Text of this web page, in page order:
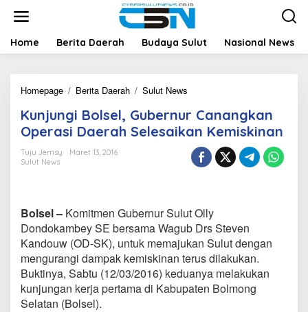
t
Home Berita Daerah Budaya Sulut Nasional News
Homepage / Berita Daerah / Sulut News
n
j
u
n
g
l
s
e
l
,
G
u
Kunjungi Bolsel, Gubernur Canangkan
Operasi Daerah Selesaikan Kemiskinan
Tuju Jemsy
Maret 13, 2016
Sulut News
Bolsel – Komitmen Gubernur Sulut Olly
Dondokambey SE bersama Wagub Drs Steven
Kandouw (OD-SK), untuk memajukan Sulut dengan
mengurangi dampak kemiskinan terus dilakukan.
Buktinya, Sabtu (12/03/2016) keduanya melakukan
kunjungan kerja pertama di Kabupaten Bolmong
Selatan (Bolsel).